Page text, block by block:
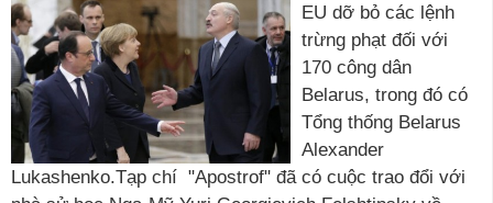
EU dỡ bỏ các lệnh
trừng phạt đối với
170 công dân
Belarus, trong đó có
Tổng thống Belarus
Alexander
Lukashenko.Tạp chí "Apostrof" đã có cuộc trao đổi với